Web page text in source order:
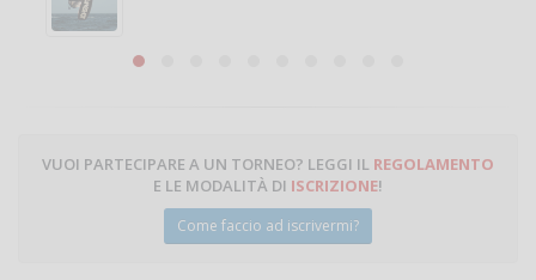
Michele Miglionico
VUOI PARTECIPARE A UN TORNEO? LEGGI IL REGOLAMENTO
E LE MODALITÀ DI ISCRIZIONE!
Come faccio ad iscrivermi?